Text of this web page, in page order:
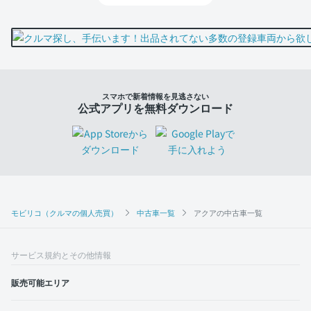
モビリコ（クルマの個人売買） 中古車一覧 アクアの中古車一覧
スマホで新着情報を見逃さない
公式アプリを無料ダウンロード
サービス規約とその他情報
販売可能エリア